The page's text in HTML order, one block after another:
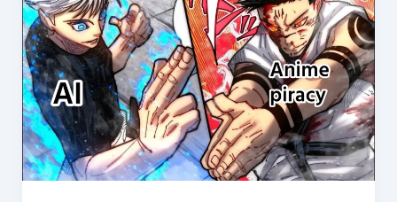
vs.
マ
ン
ガ・
ア
ニ
メ
海